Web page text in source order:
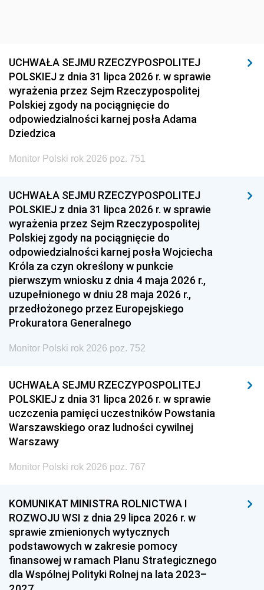
UCHWAŁA SEJMU RZECZYPOSPOLITEJ
POLSKIEJ z dnia 31 lipca 2026 r. w sprawie
wyrażenia przez Sejm Rzeczypospolitej
Polskiej zgody na pociągnięcie do
odpowiedzialności karnej posła Adama
Dziedzica
Monitor Polski rok 2026 poz. 751
UCHWAŁA SEJMU RZECZYPOSPOLITEJ
POLSKIEJ z dnia 31 lipca 2026 r. w sprawie
wyrażenia przez Sejm Rzeczypospolitej
Polskiej zgody na pociągnięcie do
odpowiedzialności karnej posła Wojciecha
Króla za czyn określony w punkcie
pierwszym wniosku z dnia 4 maja 2026 r.,
uzupełnionego w dniu 28 maja 2026 r.,
przedłożonego przez Europejskiego
Prokuratora Generalnego
Monitor Polski rok 2026 poz. 752
UCHWAŁA SEJMU RZECZYPOSPOLITEJ
POLSKIEJ z dnia 31 lipca 2026 r. w sprawie
uczczenia pamięci uczestników Powstania
Warszawskiego oraz ludności cywilnej
Warszawy
Monitor Polski rok 2026 poz. 767
KOMUNIKAT MINISTRA ROLNICTWA I
ROZWOJU WSI z dnia 29 lipca 2026 r. w
sprawie zmienionych wytycznych
podstawowych w zakresie pomocy
finansowej w ramach Planu Strategicznego
dla Wspólnej Polityki Rolnej na lata 2023–